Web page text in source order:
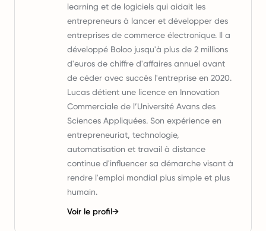
learning et de logiciels qui aidait les
entrepreneurs à lancer et développer des
entreprises de commerce électronique. Il a
développé Boloo jusqu'à plus de 2 millions
d'euros de chiffre d'affaires annuel avant
de céder avec succès l'entreprise en 2020.
Lucas détient une licence en Innovation
Commerciale de l’Université Avans des
Sciences Appliquées. Son expérience en
entrepreneuriat, technologie,
automatisation et travail à distance
continue d'influencer sa démarche visant à
rendre l'emploi mondial plus simple et plus
humain.
Voir le profil→